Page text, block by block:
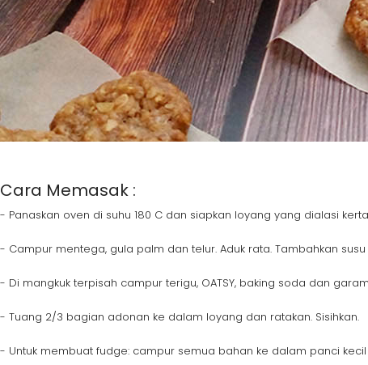
Cara Memasak :
- Panaskan oven di suhu 180 C dan siapkan loyang yang dialasi
- Campur mentega, gula palm dan telur. Aduk rata. Tambahkan
- Di mangkuk terpisah campur terigu, OATSY, baking soda dan
- Tuang 2/3 bagian adonan ke dalam loyang dan ratakan. Sisihkan.
- Untuk membuat fudge: campur semua bahan ke dalam panci